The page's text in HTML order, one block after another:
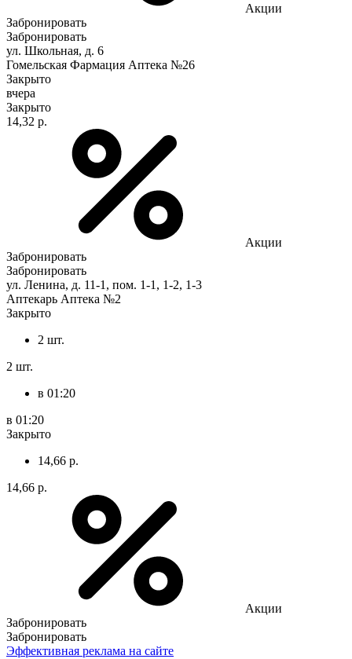
Акции
Забронировать
Забронировать
ул. Школьная, д. 6
Гомельская Фармация Аптека №26
Закрыто
вчера
Закрыто
14,32 р.
Акции
Забронировать
Забронировать
ул. Ленина, д. 11-1, пом. 1-1, 1-2, 1-3
Аптекарь Аптека №2
Закрыто
2 шт.
2 шт.
в 01:20
в 01:20
Закрыто
14,66 р.
14,66 р.
Акции
Забронировать
Забронировать
Эффективная реклама на сайте